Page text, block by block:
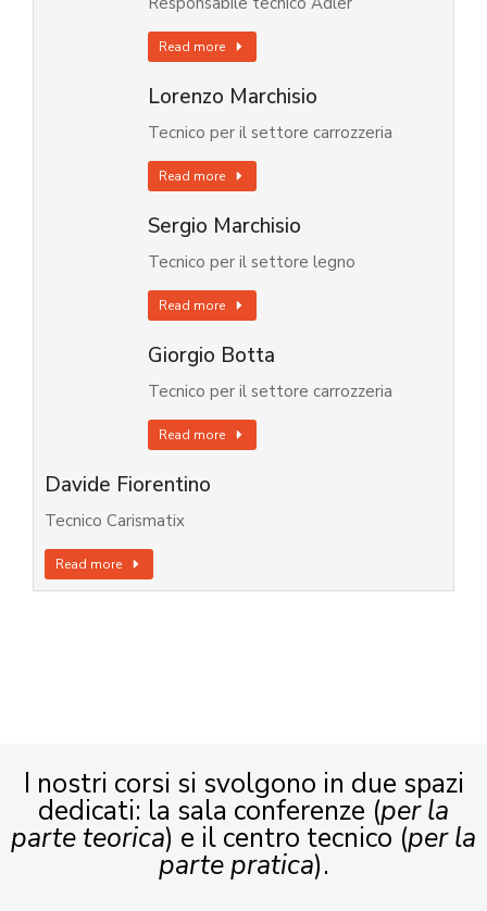
Read more
Lorenzo Marchisio
Tecnico per il settore carrozzeria
Read more
Sergio Marchisio
Tecnico per il settore legno
Read more
Giorgio Botta
Tecnico per il settore carrozzeria
Read more
Davide Fiorentino
Tecnico Carismatix
Read more
I nostri corsi si svolgono in due spazi
dedicati: la sala conferenze (per la
parte teorica) e il centro tecnico (per la
parte pratica).